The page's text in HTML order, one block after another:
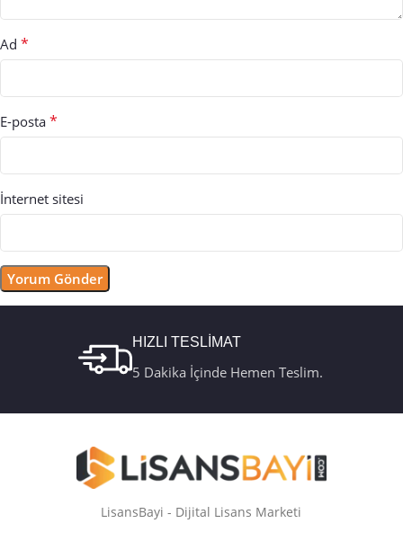
Ad *
E-posta *
İnternet sitesi
HIZLI TESLİMAT
5 Dakika İçinde Hemen Teslim.
LisansBayi - Dijital Lisans Marketi